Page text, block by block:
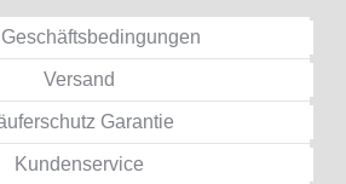
Versand
Garantie
Kundenservice